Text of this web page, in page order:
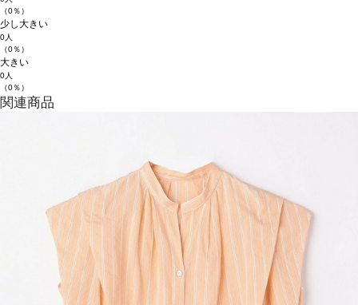
（0％）
少し大きい
0人
（0％）
大きい
0人
（0％）
関連商品